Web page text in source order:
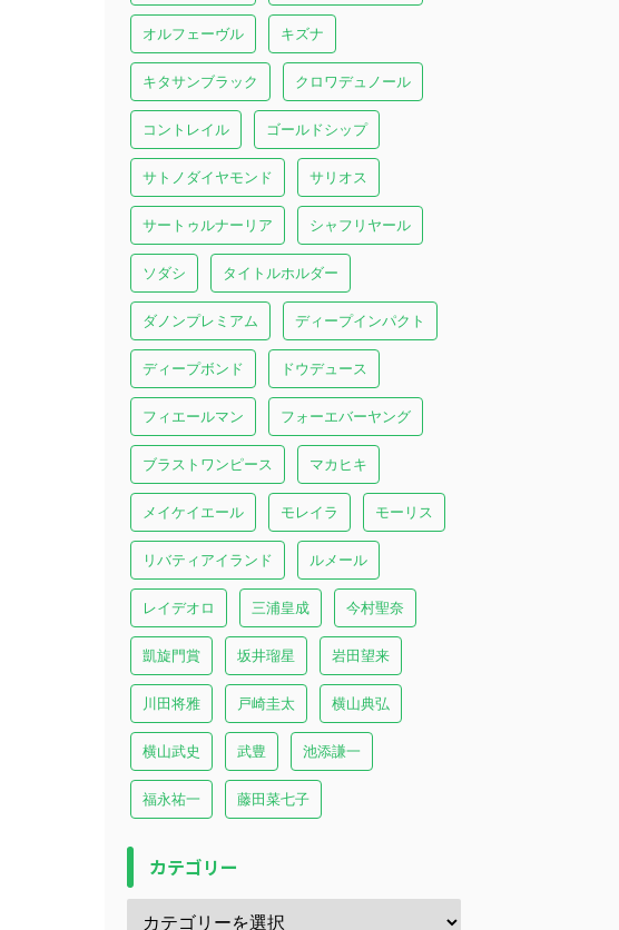
オルフェーヴル キズナ
キタサンブラック クロワデュノール
コントレイル ゴールドシップ
サトノダイヤモンド サリオス
サートゥルナーリア シャフリヤール
ソダシ タイトルホルダー
ダノンプレミアム ディープインパクト
ディープボンド ドウデュース
フィエールマン フォーエバーヤング
ブラストワンピース マカヒキ
メイケイエール モレイラ モーリス
リバティアイランド ルメール
レイデオロ 三浦皇成 今村聖奈
凱旋門賞 坂井瑠星 岩田望来
川田将雅 戸崎圭太 横山典弘
横山武史 武豊 池添謙一
福永祐一 藤田菜七子
カテゴリー